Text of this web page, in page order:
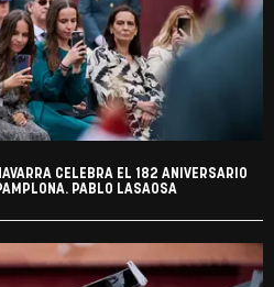
CELEBRA EL 182 ANIVERSARIO
PABLO LASAOSA